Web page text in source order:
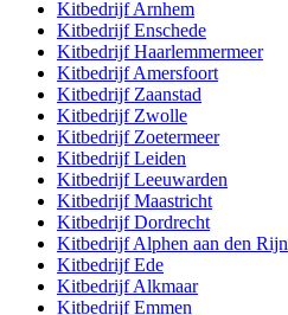
KitbedrijfArnhem
KitbedrijfEnschede
KitbedrijfHaarlemmermeer
KitbedrijfAmersfoort
Kitbedrijf Zaanstad
Kitbedrijf Zwolle
Kitbedrijf Zoetermeer
KitbedrijfLeiden
KitbedrijfLeeuwarden
KitbedrijfMaastricht
KitbedrijfDordrecht
KitbedrijfAlphen aan den Rijn
KitbedrijfEde
KitbedrijfAlkmaar
KitbedrijfEmmen